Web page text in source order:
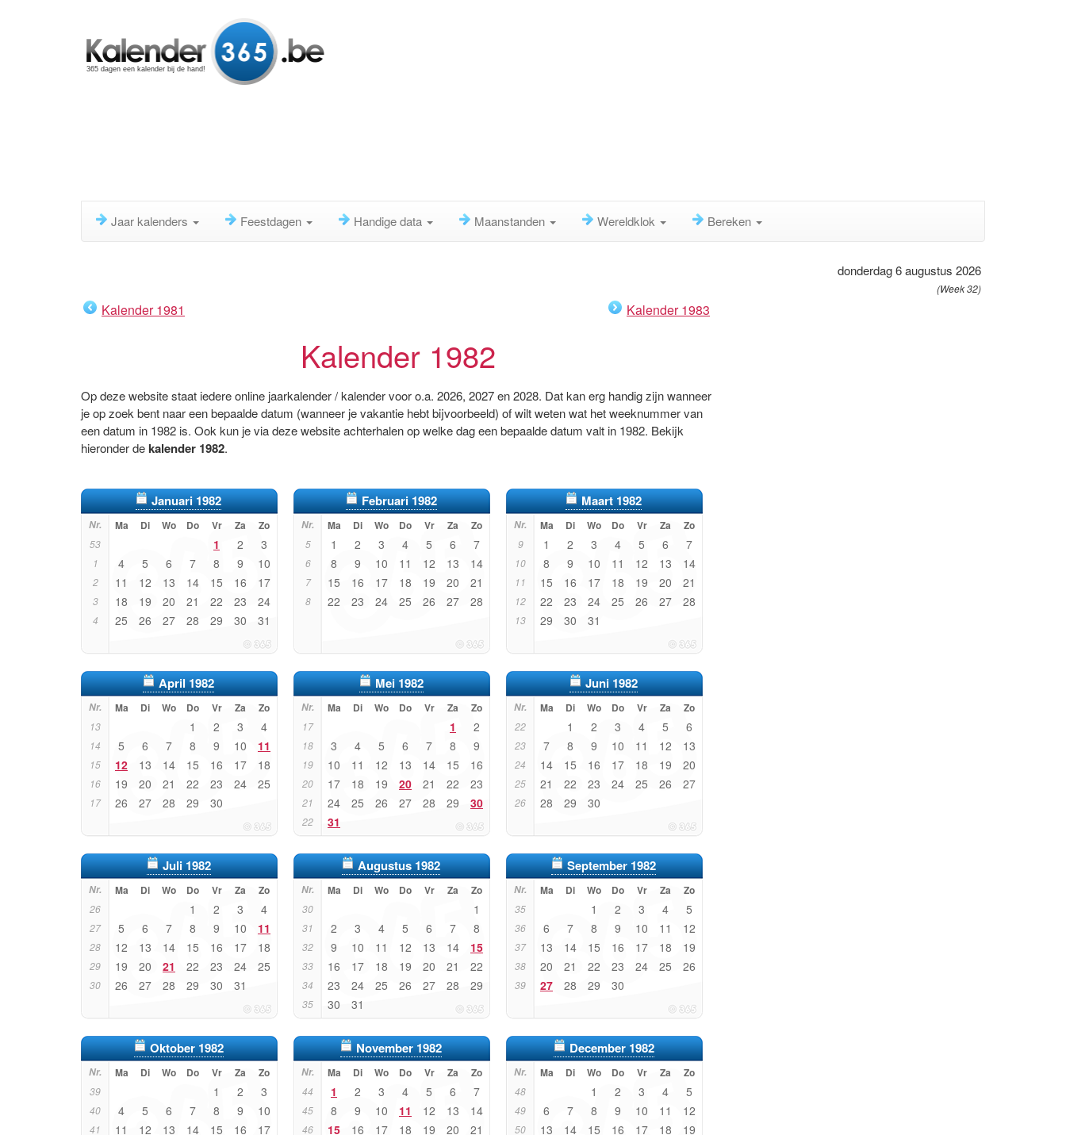
365 dagen een kalender bij de hand!
Jaar kalenders Feestdagen Handige data Maanstanden Wereldklok Bereken
donderdag 6 augustus 2026
(Week 32)
Kalender 1981 Kalender 1983
Kalender 1982
Op deze website staat iedere online jaarkalender / kalender voor o.a. 2026, 2027 en 2028. Dat kan erg handig zijn wanneer
je op zoek bent naar een bepaalde datum (wanneer je vakantie hebt bijvoorbeeld) of wilt weten wat het weeknummer van
een datum in 1982 is. Ook kun je via deze website achterhalen op welke dag een bepaalde datum valt in 1982. Bekijk
hieronder dekalender 1982.
Januari 1982
Nr. Ma Di Wo Do Vr Za Zo
53 1 2 3
1 4 5 6 7 8 9 10
2 11 12 13 14 15 16 17
3 18 19 20 21 22 23 24
4 25 26 27 28 29 30 31
Februari 1982
Nr. Ma Di Wo Do Vr Za Zo
5 1 2 3 4 5 6 7
6 8 9 10 11 12 13 14
7 15 16 17 18 19 20 21
8 22 23 24 25 26 27 28
Maart 1982
Nr. Ma Di Wo Do Vr Za Zo
9 1 2 3 4 5 6 7
10 8 9 10 11 12 13 14
11 15 16 17 18 19 20 21
12 22 23 24 25 26 27 28
13 29 30 31
April 1982
Nr. Ma Di Wo Do Vr Za Zo
13 1 2 3 4
14 5 6 7 8 9 10 11
15 12 13 14 15 16 17 18
16 19 20 21 22 23 24 25
17 26 27 28 29 30
Mei 1982
Nr. Ma Di Wo Do Vr Za Zo
17 1 2
18 3 4 5 6 7 8 9
19 10 11 12 13 14 15 16
20 17 18 19 20 21 22 23
21 24 25 26 27 28 29 30
22 31
Juni 1982
Nr. Ma Di Wo Do Vr Za Zo
22 1 2 3 4 5 6
23 7 8 9 10 11 12 13
24 14 15 16 17 18 19 20
25 21 22 23 24 25 26 27
26 28 29 30
Juli 1982
Nr. Ma Di Wo Do Vr Za Zo
26 1 2 3 4
27 5 6 7 8 9 10 11
28 12 13 14 15 16 17 18
29 19 20 21 22 23 24 25
30 26 27 28 29 30 31
Augustus 1982
Nr. Ma Di Wo Do Vr Za Zo
30 1
31 2 3 4 5 6 7 8
32 9 10 11 12 13 14 15
33 16 17 18 19 20 21 22
34 23 24 25 26 27 28 29
35 30 31
September 1982
Nr. Ma Di Wo Do Vr Za Zo
35 1 2 3 4 5
36 6 7 8 9 10 11 12
37 13 14 15 16 17 18 19
38 20 21 22 23 24 25 26
39 27 28 29 30
Oktober 1982
Nr. Ma Di Wo Do Vr Za Zo
39 1 2 3
40 4 5 6 7 8 9 10
41 11 12 13 14 15 16 17
November 1982
Nr. Ma Di Wo Do Vr Za Zo
44 1 2 3 4 5 6 7
45 8 9 10 11 12 13 14
46 15 16 17 18 19 20 21
December 1982
Nr. Ma Di Wo Do Vr Za Zo
48 1 2 3 4 5
49 6 7 8 9 10 11 12
50 13 14 15 16 17 18 19